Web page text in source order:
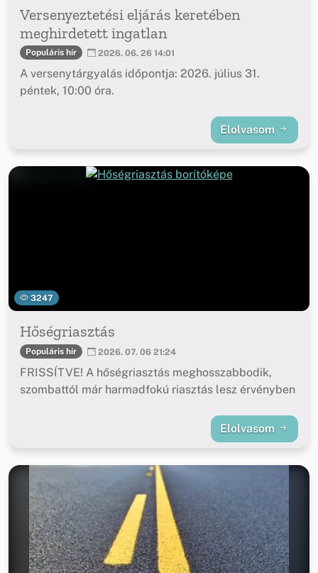
Versenyeztetési eljárás keretében
meghirdetett ingatlan
Populáris hír 2026. 06. 26 14:01
A versenytárgyalás időpontja: 2026. július 31.
péntek, 10:00 óra.
Elolvasom
3247
Hőségriasztás
Populáris hír 2026. 07. 06 21:24
FRISSÍTVE! A hőségriasztás meghosszabbodik,
szombattól már harmadfokú riasztás lesz érvényben
Elolvasom